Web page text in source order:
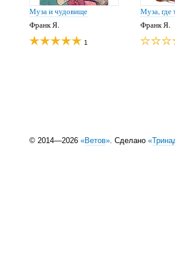
Муза и чудовище
Франк Я.
1
Муза, где
Франк Я.
© 2014—2026 «Ветов». Сделано «